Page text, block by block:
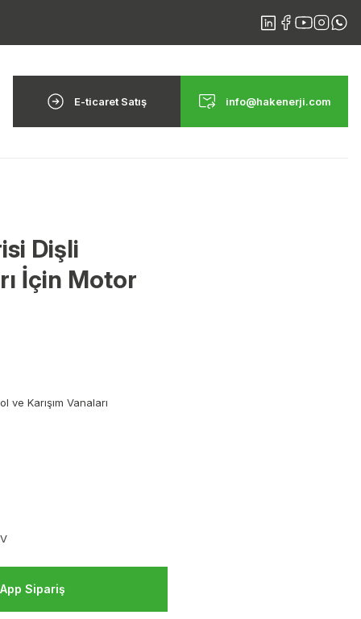
E-ticaret Satış info@hakenerji.com
Dişli
İçin Motor
ve Karışım Vanaları
Sipariş